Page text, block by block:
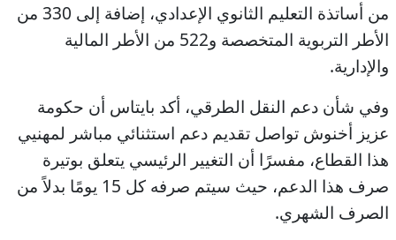
من أساتذة التعليم الثانوي الإعدادي، إضافة إلى 330 من
الأطر التربوية المتخصصة و522 من الأطر المالية
والإدارية.
وفي شأن دعم النقل الطرقي، أكد بايتاس أن حكومة
عزيز أخنوش تواصل تقديم دعم استثنائي مباشر لمهنيي
هذا القطاع، مفسرًا أن التغيير الرئيسي يتعلق بوتيرة
صرف هذا الدعم، حيث سيتم صرفه كل 15 يومًا بدلاً من
الصرف الشهري.